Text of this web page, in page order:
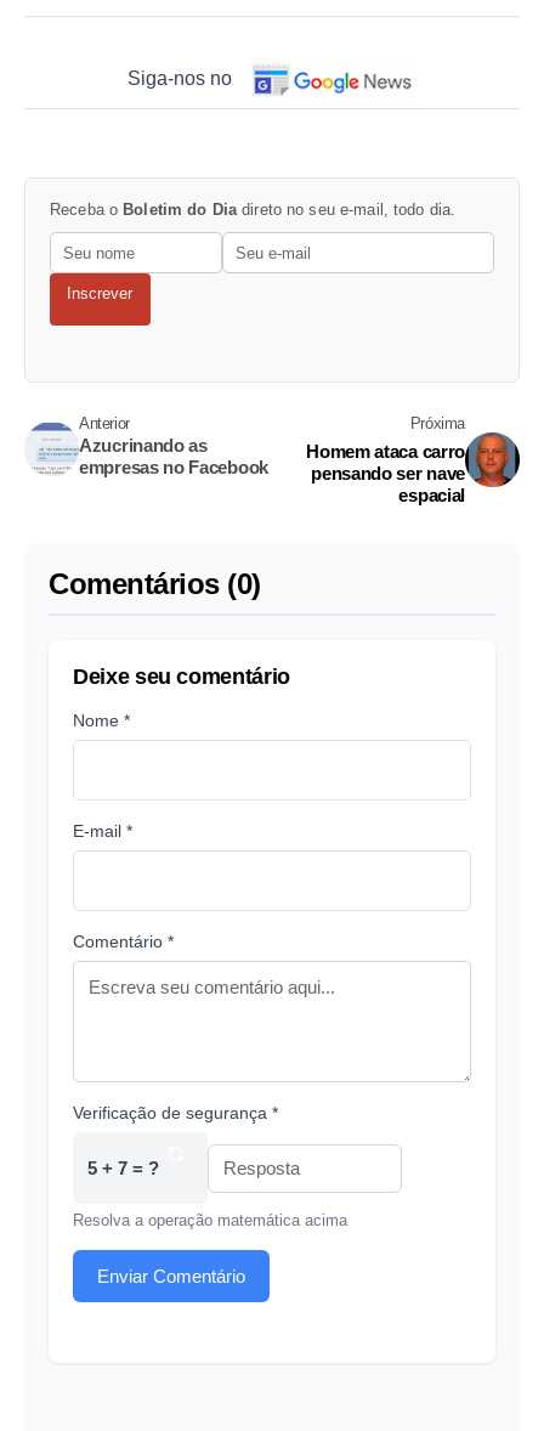
Siga-nos no
Receba o Boletim do Dia direto no seu e-mail, todo dia.
Inscrever
Anterior
Azucrinando as
empresas no Facebook
Próxima
Homem ataca carro
pensando ser nave
espacial
Comentários (0)
Deixe seu comentário
Nome *
E-mail *
Comentário *
Verificação de segurança *
5 + 7 = ?
Resolva a operação matemática acima
Enviar Comentário